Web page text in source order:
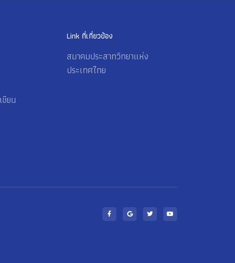
ยน
Link ที่เกี่ยวข้อง
สมาคมประสาทวิทยาแห่ง
ประเทศไทย